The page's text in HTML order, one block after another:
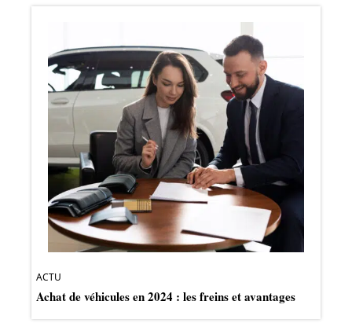
ACTU
Achat de véhicules en 2024 : les freins et avantages